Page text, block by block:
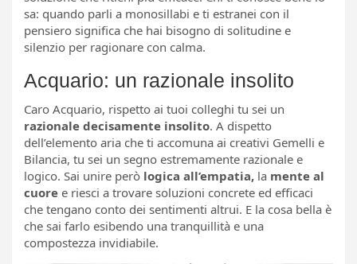
sa: quando parli a monosillabi e ti estranei con il
pensiero significa che hai bisogno di solitudine e
silenzio per ragionare con calma.
Acquario: un razionale insolito
Caro Acquario, rispetto ai tuoi colleghi tu sei un
razionale decisamente insolito. A dispetto
dell’elemento aria che ti accomuna ai creativi Gemelli e
Bilancia, tu sei un segno estremamente razionale e
logico. Sai unire però logica all’empatia, la mente al
cuore e riesci a trovare soluzioni concrete ed efficaci
che tengano conto dei sentimenti altrui. E la cosa bella è
che sai farlo esibendo una tranquillità e una
compostezza invidiabile.